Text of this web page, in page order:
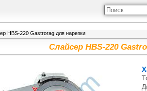
HBS-220 Gastrorag для нарезки
Слайсер HBS-220